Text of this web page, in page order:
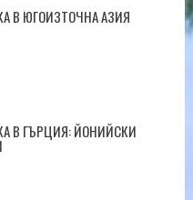
В ЮГОИЗТОЧНА АЗИЯ
В ГЪРЦИЯ: ЙОНИЙСКИ